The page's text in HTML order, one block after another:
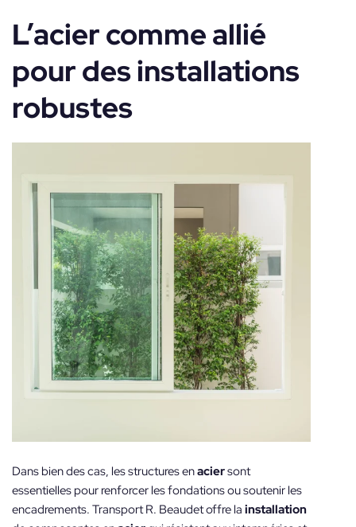
L’acier comme allié
pour des installations
robustes
Dans bien des cas, les structures enaciersont
essentielles pour renforcer les fondations ou soutenir les
encadrements. Transport R. Beaudet offre la installation